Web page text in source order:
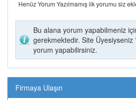
MODA TESETTÜR
Henüz Yorum Yazılmamış ilk yorumu siz
Bu alana yorum yapabilmeniz
gerekmektedir. Site Üyesiyseniz
yorum yapabilirsiniz.
Firmaya Ulaşın